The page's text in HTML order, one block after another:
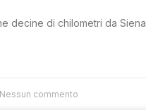
decine di chilometri da
Nessun commento